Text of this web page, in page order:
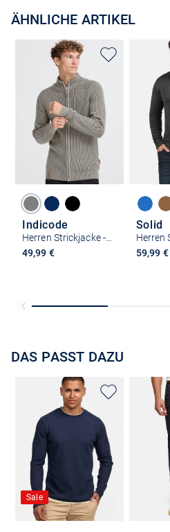
ÄHNLICHE ARTIKEL
Indicode
49,99 €
Solid
59,99 €
DAS PASST DAZU
Sale